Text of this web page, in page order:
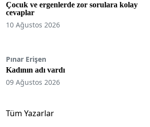
Çocuk ve ergenlerde zor sorulara kolay
cevaplar
10 Ağustos 2026
Pınar Erişen
Kadının adı vardı
09 Ağustos 2026
Tüm Yazarlar